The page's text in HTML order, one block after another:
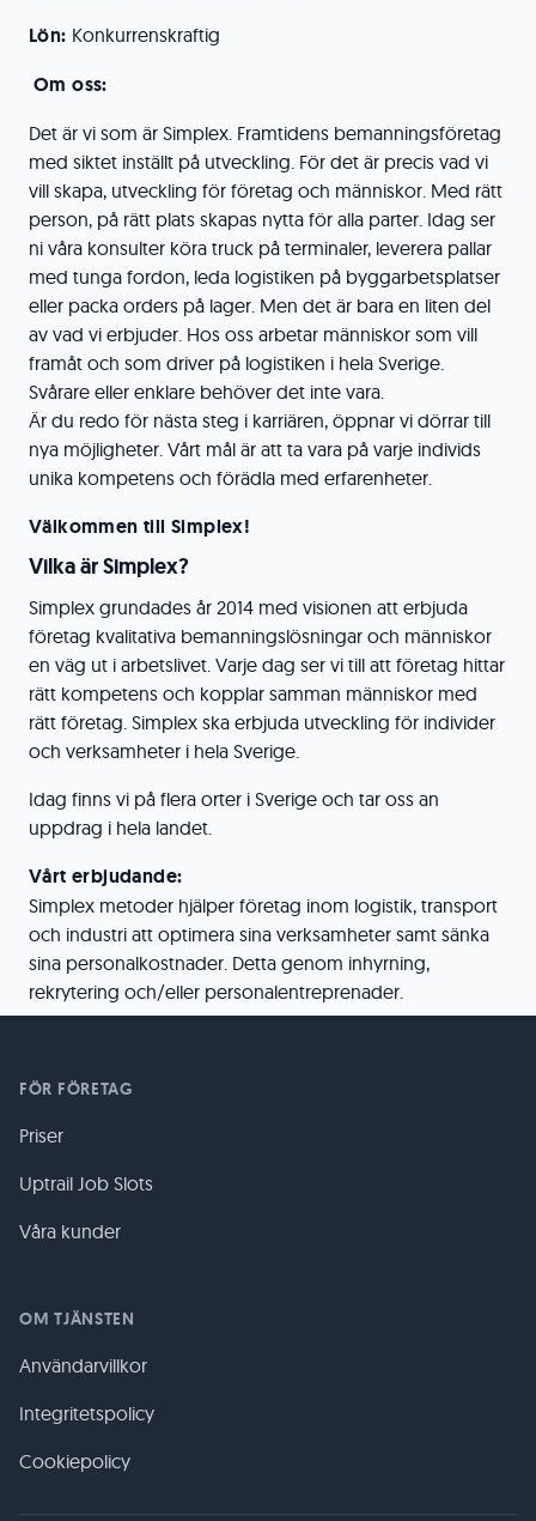
Lön: Konkurrenskraftig
Om oss:
Det är vi som är Simplex. Framtidens bemanningsföretag
med siktet inställt på utveckling. För det är precis vad vi
vill skapa, utveckling för företag och människor. Med rätt
person, på rätt plats skapas nytta för alla parter. Idag ser
ni våra konsulter köra truck på terminaler, leverera pallar
med tunga fordon, leda logistiken på byggarbetsplatser
eller packa orders på lager. Men det är bara en liten del
av vad vi erbjuder. Hos oss arbetar människor som vill
framåt och som driver på logistiken i hela Sverige.
Svårare eller enklare behöver det inte vara.
Är du redo för nästa steg i karriären, öppnar vi dörrar till
nya möjligheter. Vårt mål är att ta vara på varje individs
unika kompetens och förädla med erfarenheter.
Välkommen till Simplex!
Vilka är Simplex?
Simplex grundades år 2014 med visionen att erbjuda
företag kvalitativa bemanningslösningar och människor
en väg ut i arbetslivet. Varje dag ser vi till att företag hittar
rätt kompetens och kopplar samman människor med
rätt företag. Simplex ska erbjuda utveckling för individer
och verksamheter i hela Sverige.
Idag finns vi på flera orter i Sverige och tar oss an
uppdrag i hela landet.
Vårt erbjudande:
Simplex metoder hjälper företag inom logistik, transport
och industri att optimera sina verksamheter samt sänka
sina personalkostnader. Detta genom inhyrning,
rekrytering och/eller personalentreprenader.
FÖR FÖRETAG
Priser
Uptrail Job Slots
Våra kunder
OM TJÄNSTEN
Användarvillkor
Integritetspolicy
Cookiepolicy